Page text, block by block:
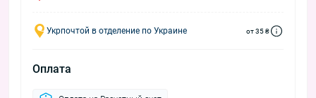
Укрпочтой в отделение по Украине от 35 ₴
Оплата